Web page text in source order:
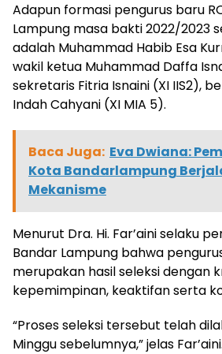
Adapun formasi pengurus baru
Lampung masa bakti 2022/2023
adalah Muhammad Habib Esa
wakil ketua Muhammad Daffa
sekretaris Fitria Isnaini (XI IIS2),
Indah Cahyani (XI MIA 5).
Baca Juga: Eva Dwiana:
Kota Bandarlampung
Mekanisme
Menurut Dra. Hi. Far’aini selaku
Bandar Lampung bahwa
merupakan hasil seleksi dengan
kepemimpinan, keaktifan serta
“Proses seleksi tersebut telah
Minggu sebelumnya,” jelas Far’aini.